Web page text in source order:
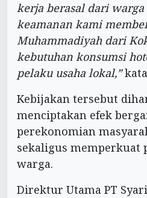
kerja berasal dari
keamanan kami
Muhammadiyah dari
kebutuhan konsumsi
pelaku usaha lokal,”
Kebijakan tersebut
menciptakan efek
perekonomian
sekaligus memperkuat
warga.
Direktur Utama PT